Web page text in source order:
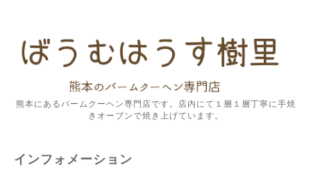
熊本にあるバームクーヘン専門店です。店内にて１層１層丁寧に手焼
きオーブンで焼き上げています。
インフォメーション